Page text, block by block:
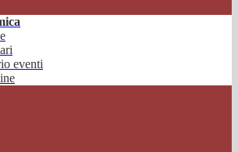
eventi